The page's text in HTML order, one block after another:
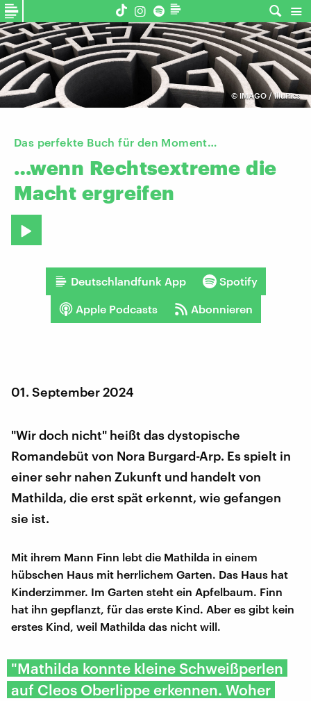
©IMAGO / IlluPics
Das perfekte Buch für den Moment…
…wenn Rechtsextreme die
Macht ergreifen
Deutschlandfunk App Spotify
Apple Podcasts Abonnieren
01. September 2024
"Wir doch nicht" heißt das dystopische
Romandebüt von Nora Burgard-Arp. Es spielt in
einer sehr nahen Zukunft und handelt von
Mathilda, die erst spät erkennt, wie gefangen
sie ist.
Mit ihrem Mann Finn lebt die Mathilda in einem
hübschen Haus mit herrlichem Garten. Das Haus hat
Kinderzimmer. Im Garten steht ein Apfelbaum. Finn
hat ihn gepflanzt, für das erste Kind. Aber es gibt kein
erstes Kind, weil Mathilda das nicht will.
"Mathilda konnte kleine Schweißperlen
auf Cleos Oberlippe erkennen. Woher